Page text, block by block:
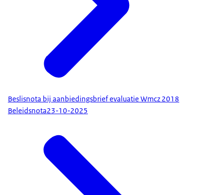
Beslisnota bij aanbiedingsbrief evaluatie Wmcz 2018
Beleidsnota23-10-2025